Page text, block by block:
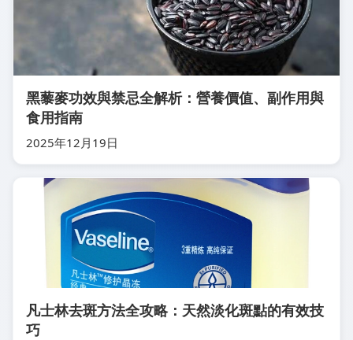
黑藜麥功效與禁忌全解析：營養價值、副作用與
食用指南
2025年12月19日
凡士林去斑方法全攻略：天然淡化斑點的有效技
巧